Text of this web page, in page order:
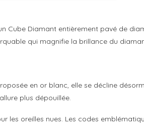
Cube Diamant entièrement pavé de
qui magnifie la brillance du
en or blanc, elle se décline
plus dépouillée.
oreilles nues. Les codes